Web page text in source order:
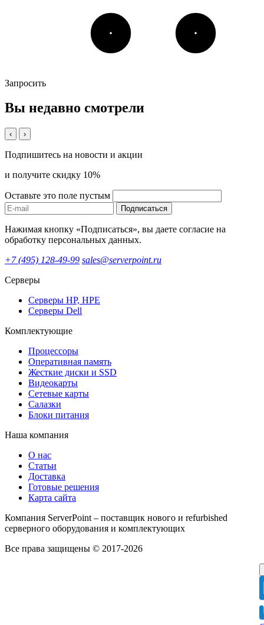
Запросить
Вы недавно смотрели
‹ ›
Подпишитесь на новости и акции
и получите скидку 10%
Оставьте это поле пустым
Подписаться
Нажимая кнопку «Подписаться», вы даете согласие на
обработку персональных данных.
+7 (495) 128-49-99 sales@serverpoint.ru
Серверы
Серверы HP, HPE
Серверы Dell
Комплектующие
Процессоры
Оперативная память
Жесткие диски и SSD
Видеокарты
Сетевые карты
Салазки
Блоки питания
Наша компания
О нас
Статьи
Доставка
Готовые решения
Карта сайта
Компания ServerPoint – поставщик нового и refurbished
серверного оборудования и комплектующих
Все права защищены © 2017-2026